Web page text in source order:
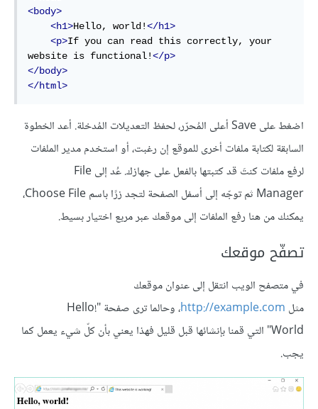
<body>
<h1>Hello, world!</h1>
<p>If you can read this correctly, your
website is functional!</p>
</body>
</html>
اضغط على Save أعلى المُحرّر، لحفظ التعديلات المُدخلة. أعد الخطوة
السابقة لكتابة ملفات أخرى للموقع إن رغبت، أو استخدم مدير الملفات
لرفع ملفات كنتَ قد كتبتها بالفعل على جهازك. عُد إلى File
Manager ثم توجّه إلى أسفل الصفحة لتجد زرًا باسم Choose File،
يمكنك من هنا رفع الملفات إلى موقعك عبر مربع اختيار بسيط.
تصفّح موقعك
في متصفح الويب انتقل إلى عنوان موقعك
مثل http://example.com
، وحالما ترى صفحة "!Hello
World" التي قمنا بإنشائها قبل قليل فهذا يعني بأن كلّ شيء يعمل كما
يجب.